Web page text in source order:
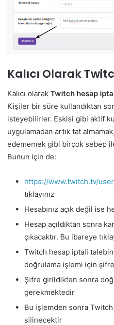
Kalıcı Olarak
Kalıcı olarak Twitch hesap
Kişiler bir süre kullandıktan
isteyebilirler. Eskisi gibi aktif
uygulamadan artık tat
edememek gibi birçok sebep
Bunun için de:
https://www.twitch.tv/
tıklayınız
Hesabınız açık değil ise
Hesap açıldıktan sonra
çıkacaktır. Bu ibareye
Twitch hesap iptali
doğrulama işlemi için
Şifre girildikten sonra
gerekmektedir
Bu işlemden sonra Twitch
silinecektir